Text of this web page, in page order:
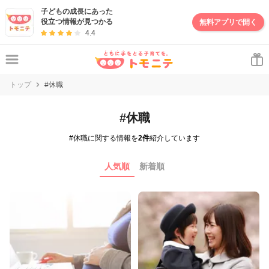
子どもの成長にあった
役立つ情報が見つかる
4.4
無料アプリで開く
トップ #休職
#休職
#休職に関する情報を2件紹介しています
人気順 新着順